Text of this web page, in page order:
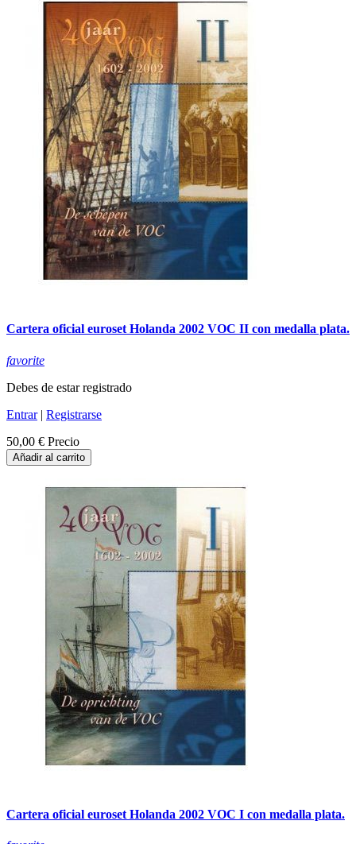
Cartera oficial euroset Holanda 2002 VOC II con medalla plata.
favorite
Debes de estar registrado
Entrar| Registrarse
50,00 € Precio
Añadir al carrito
Cartera oficial euroset Holanda 2002 VOC I con medalla plata.